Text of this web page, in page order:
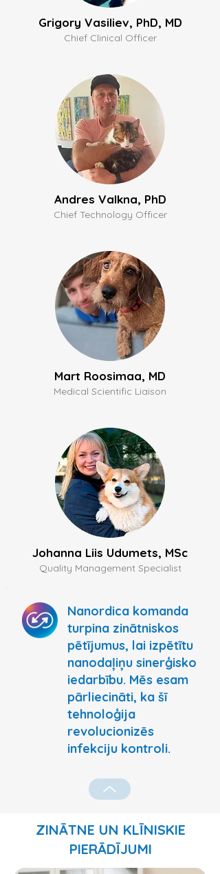
Grigory Vasiliev, PhD, MD
Chief Clinical Officer
Andres Valkna, PhD
Chief Technology Officer
Mart Roosimaa, MD
Medical Scientific Liaison
Johanna Liis Udumets, MSc
Quality Management Specialist
Nanordica komanda
turpina zinātniskos
pētījumus, lai izpētītu
nanodaļiņu sinerģisko
iedarbību. Mēs esam
pārliecināti, ka šī
tehnoloģija
revolucionizēs
infekciju kontroli.
ZINĀTNE UN KLĪNISKIE
PIERĀDĪJUMI